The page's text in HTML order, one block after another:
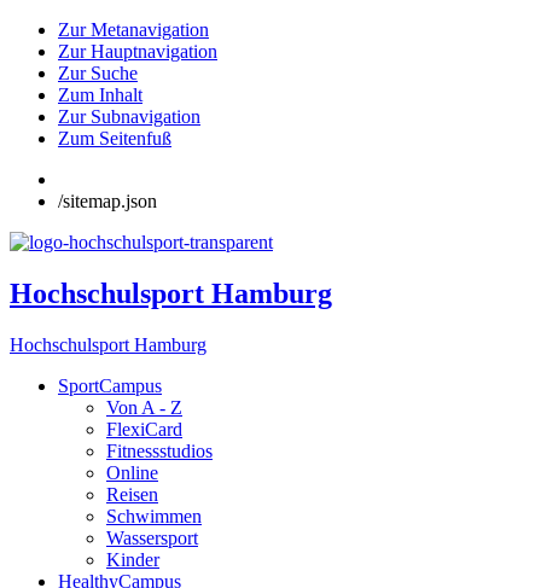
Zur Metanavigation
Zur Hauptnavigation
Zur Suche
Zum Inhalt
Zur Subnavigation
Zum Seitenfuß
/sitemap.json
Hochschulsport Hamburg
Hochschulsport Hamburg
SportCampus
Von A - Z
FlexiCard
Fitnessstudios
Online
Reisen
Schwimmen
Wassersport
Kinder
HealthyCampus